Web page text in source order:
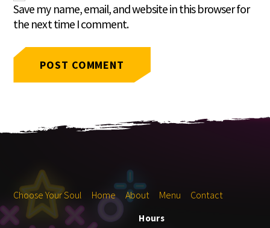
Save my name, email, and website in this browser for
the next time I comment.
Choose Your Soul Home About Menu Contact
Hours